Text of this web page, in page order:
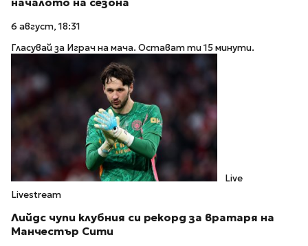
6 август, 18:31
Гласувай за Играч на мача. Остават ти 15 минути.
Live
Livestream
Лийдс чупи клубния си рекорд за вратаря на
Манчестър Сити